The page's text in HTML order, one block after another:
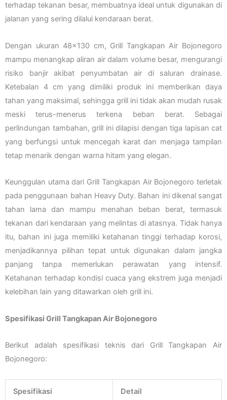
terhadap tekanan besar, membuatnya ideal untuk digunakan di
jalanan yang sering dilalui kendaraan berat.
Dengan ukuran 48×130 cm, Grill Tangkapan Air Bojonegoro
mampu menangkap aliran air dalam volume besar, mengurangi
risiko banjir akibat penyumbatan air di saluran drainase.
Ketebalan 4 cm yang dimiliki produk ini memberikan daya
tahan yang maksimal, sehingga grill ini tidak akan mudah rusak
meski terus-menerus terkena beban berat. Sebagai
perlindungan tambahan, grill ini dilapisi dengan tiga lapisan cat
yang berfungsi untuk mencegah karat dan menjaga tampilan
tetap menarik dengan warna hitam yang elegan.
Keunggulan utama dari Grill Tangkapan Air Bojonegoro terletak
pada penggunaan bahan Heavy Duty. Bahan ini dikenal sangat
tahan lama dan mampu menahan beban berat, termasuk
tekanan dari kendaraan yang melintas di atasnya. Tidak hanya
itu, bahan ini juga memiliki ketahanan tinggi terhadap korosi,
menjadikannya pilihan tepat untuk digunakan dalam jangka
panjang tanpa memerlukan perawatan yang intensif.
Ketahanan terhadap kondisi cuaca yang ekstrem juga menjadi
kelebihan lain yang ditawarkan oleh grill ini.
Spesifikasi Grill Tangkapan Air Bojonegoro
Berikut adalah spesifikasi teknis dari Grill Tangkapan Air
Bojonegoro:
Spesifikasi Detail